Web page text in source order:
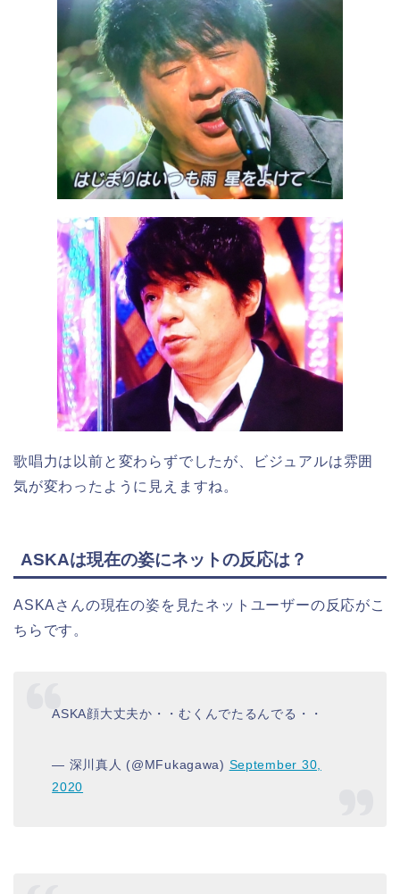
歌唱力は以前と変わらずでしたが、ビジュアルは雰囲
気が変わったように見えますね。
ASKAは現在の姿にネットの反応は？
ASKAさんの現在の姿を見たネットユーザーの反応がこ
ちらです。
ASKA顔大丈夫か・・むくんでたるんでる・・
— 深川真人 (@MFukagawa) September 30,
2020